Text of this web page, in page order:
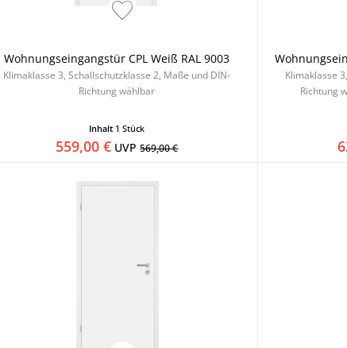
Wohnungseingangstür CPL Weiß RAL 9003
Klimaklasse 3, Schallschutzklasse 2, Maße und DIN-
Richtung wählbar
Inhalt 1 Stück
559,00 € UVP569,00 €
Klimaklasse
Richtung